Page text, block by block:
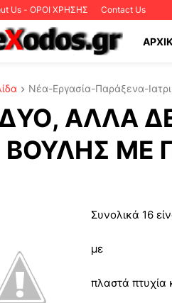
Us - ΟΡΟΙ ΧΡΗΣΗΣ Contact Us
Νέα-Εργασία-Παράξενα-
ΑΛΛΑ
ΒΟΥΛΗΣ ΜΕ
Συνολικά 16
με
πλαστά πτυχία